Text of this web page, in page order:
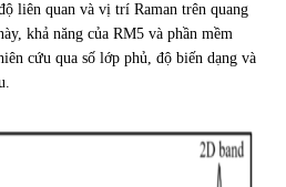
liên quan và vị trí Raman trên quang
khả năng của RM5 và phần mềm
cứu qua số lớp phủ, độ biến dạng và